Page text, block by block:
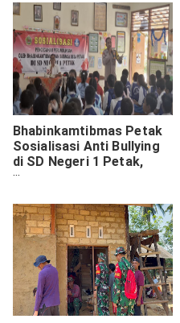
Bhabinkamtibmas Petak
Sosialisasi Anti Bullying
di SD Negeri 1 Petak,
Tanamkan Nilai Empati